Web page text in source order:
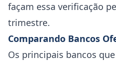
façam essa verificação
trimestre.
Comparando Bancos
Os principais bancos